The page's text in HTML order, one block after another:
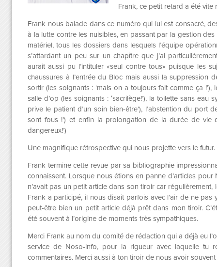
Frank, ce petit retard a été vite
Frank nous balade dans ce numéro qui lui est consacré,
à la lutte contre les nuisibles, en passant par la gestion
matériel, tous les dossiers dans lesquels l’équipe
s’attardant un peu sur un chapître que j’ai
aurait aussi pu l’intituler «seul contre tous» puisque les
chaussures à l’entrée du Bloc mais aussi la
sortir (les soignants : ‘mais on a toujours fait comme ça
salle d’op (les soignants : ‘sacrilège!’), la toilette sans eau
prive le patient d’un soin bien-être’), l’abstention du port
sont fous !’) et enfin la prolongation de la durée de vie
dangereux!’)
Une magnifique rétrospective qui nous projette vers le futur.
Frank termine cette revue par sa bibliographie
connaissent. Lorsque nous étions en panne d’articles
n’avait pas un petit article dans son tiroir car
Frank a participé, il nous disait parfois avec l’air de ne pas
peut-être bien un petit article déjà prêt dans mon tiroir.
été souvent à l’origine de moments très sympathiques.
Merci Frank au nom du comité de rédaction qui a déjà eu
service de Noso-info, pour la rigueur avec laquelle tu
commentaires. Merci aussi à ton tiroir de nous avoir souvent